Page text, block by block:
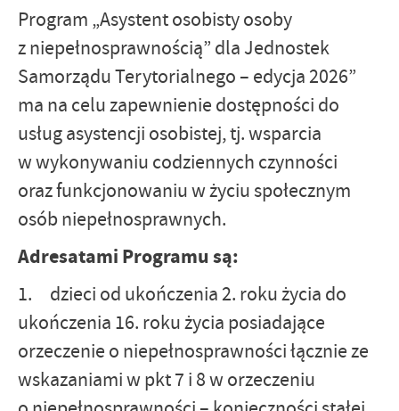
Program „Asystent osobisty osoby
z niepełnosprawnością” dla Jednostek
Samorządu Terytorialnego – edycja 2026”
ma na celu zapewnienie dostępności do
usług asystencji osobistej, tj. wsparcia
w wykonywaniu codziennych czynności
oraz funkcjonowaniu w życiu społecznym
osób niepełnosprawnych.
Adresatami Programu są:
1. dzieci od ukończenia 2. roku życia do
ukończenia 16. roku życia posiadające
orzeczenie o niepełnosprawności łącznie ze
wskazaniami w pkt 7 i 8 w orzeczeniu